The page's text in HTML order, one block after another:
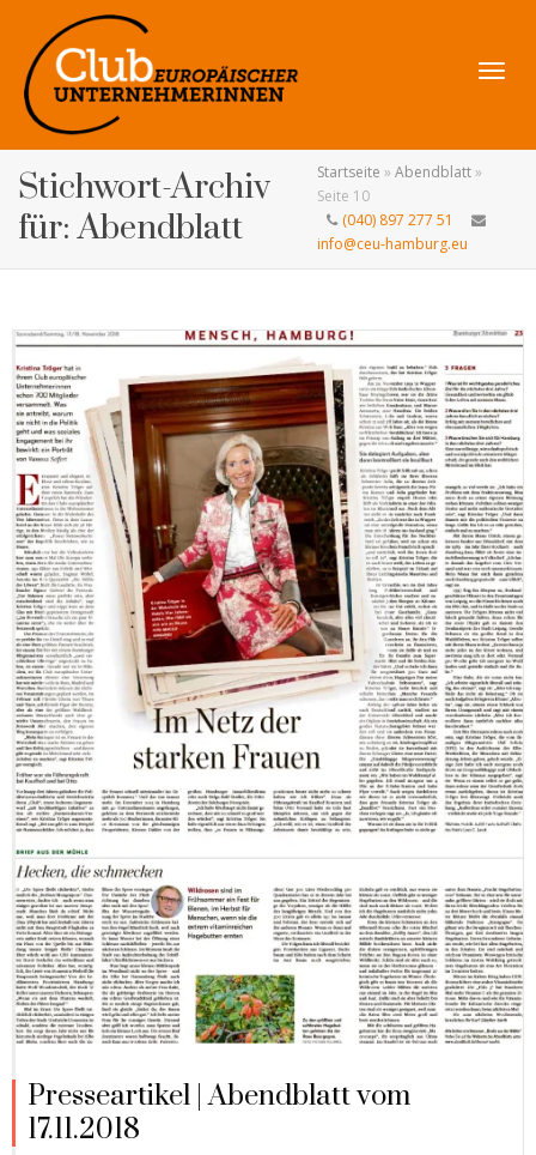
Stichwort-Archiv
für: Abendblatt
Startseite » Abendblatt»
Seite 10
(040) 897 277 51
info@ceu-hamburg.eu
Presseartikel | Abendblatt vom
17.11.2018